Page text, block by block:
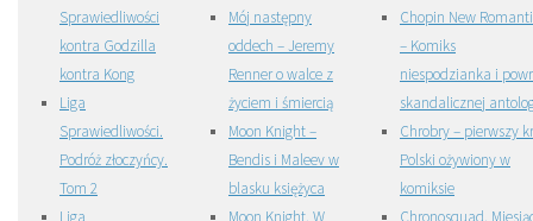
Sprawiedliwości
kontra Godzilla
kontra Kong
Liga
Sprawiedliwości.
Podróż złoczyńcy.
Tom 2
Liga
Mój następny
oddech – Jeremy
Renner o walce z
życiem i śmiercią
Moon Knight –
Bendis i Maleev w
blasku księżyca
Moon Knight. W
Chopin New
– Komiks
niespodzianka i
skandalicznej
Chrobry – pierwszy
Polski ożywiony w
komiksie
Chronosquad.